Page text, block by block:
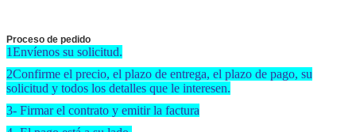
Proceso de pedido
1Envíenos su solicitud.
2Confirme el precio, el plazo de entrega, el plazo de pago, su
solicitud y todos los detalles que le interesen.
3- Firmar el contrato y emitir la factura